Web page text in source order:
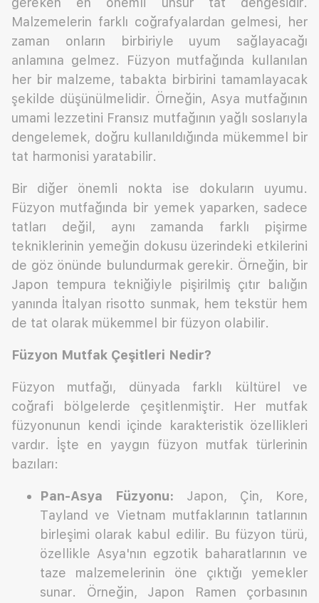
Malzemelerin farklı coğrafyalardan gelmesi, her
zaman onların birbiriyle uyum sağlayacağı
anlamına gelmez. Füzyon mutfağında kullanılan
her bir malzeme, tabakta birbirini tamamlayacak
şekilde düşünülmelidir. Örneğin, Asya mutfağının
umami lezzetini Fransız mutfağının yağlı soslarıyla
dengelemek, doğru kullanıldığında mükemmel bir
tat harmonisi yaratabilir.
Bir diğer önemli nokta ise dokuların uyumu.
Füzyon mutfağında bir yemek yaparken, sadece
tatları değil, aynı zamanda farklı pişirme
tekniklerinin yemeğin dokusu üzerindeki etkilerini
de göz önünde bulundurmak gerekir. Örneğin, bir
Japon tempura tekniğiyle pişirilmiş çıtır balığın
yanında İtalyan risotto sunmak, hem tekstür hem
de tat olarak mükemmel bir füzyon olabilir.
Füzyon Mutfak Çeşitleri Nedir?
Füzyon mutfağı, dünyada farklı kültürel ve
coğrafi bölgelerde çeşitlenmiştir. Her mutfak
füzyonunun kendi içinde karakteristik özellikleri
vardır. İşte en yaygın füzyon mutfak türlerinin
bazıları:
Pan-Asya Füzyonu: Japon, Çin, Kore,
Tayland ve Vietnam mutfaklarının tatlarının
birleşimi olarak kabul edilir. Bu füzyon türü,
özellikle Asya'nın egzotik baharatlarının ve
taze malzemelerinin öne çıktığı yemekler
sunar. Örneğin, Japon Ramen çorbasının